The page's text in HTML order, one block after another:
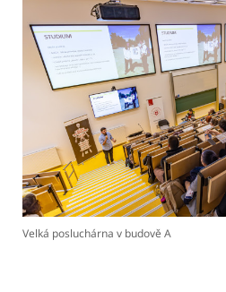
Velká posluchárna v budově A